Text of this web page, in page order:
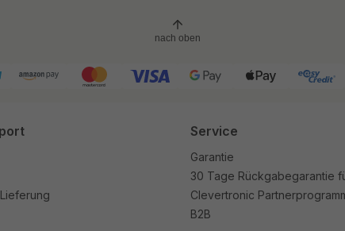
nach oben
Service
Garantie
30 Tage Rückgabegarantie
Clevertronic
B2B